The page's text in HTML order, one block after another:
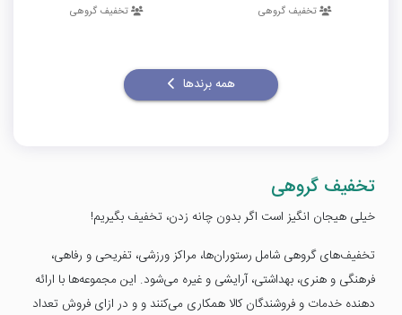
تخفیف گروهی تخفیف گروهی
همه برندها
تخفیف گروهی
خیلی هیجان انگیز است اگر بدون چانه زدن، تخفیف بگیریم!
تخفیف‌های گروهی شامل رستوران‌ها، مراکز ورزشی، تفریحی و رفاهی،
فرهنگی و هنری، بهداشتی، آرایشی و غیره می‌شود. این مجموعه‌ها با ارائه
دهنده خدمات و فروشندگان کالا همکاری می‌کنند و و در ازای فروش تعداد